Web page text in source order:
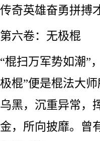
传奇英雄奋勇拼搏
第六卷：无极棍
“棍扫万军势如潮”
极棍”便是棍法大
乌黑，沉重异常，
金，所向披靡。曾